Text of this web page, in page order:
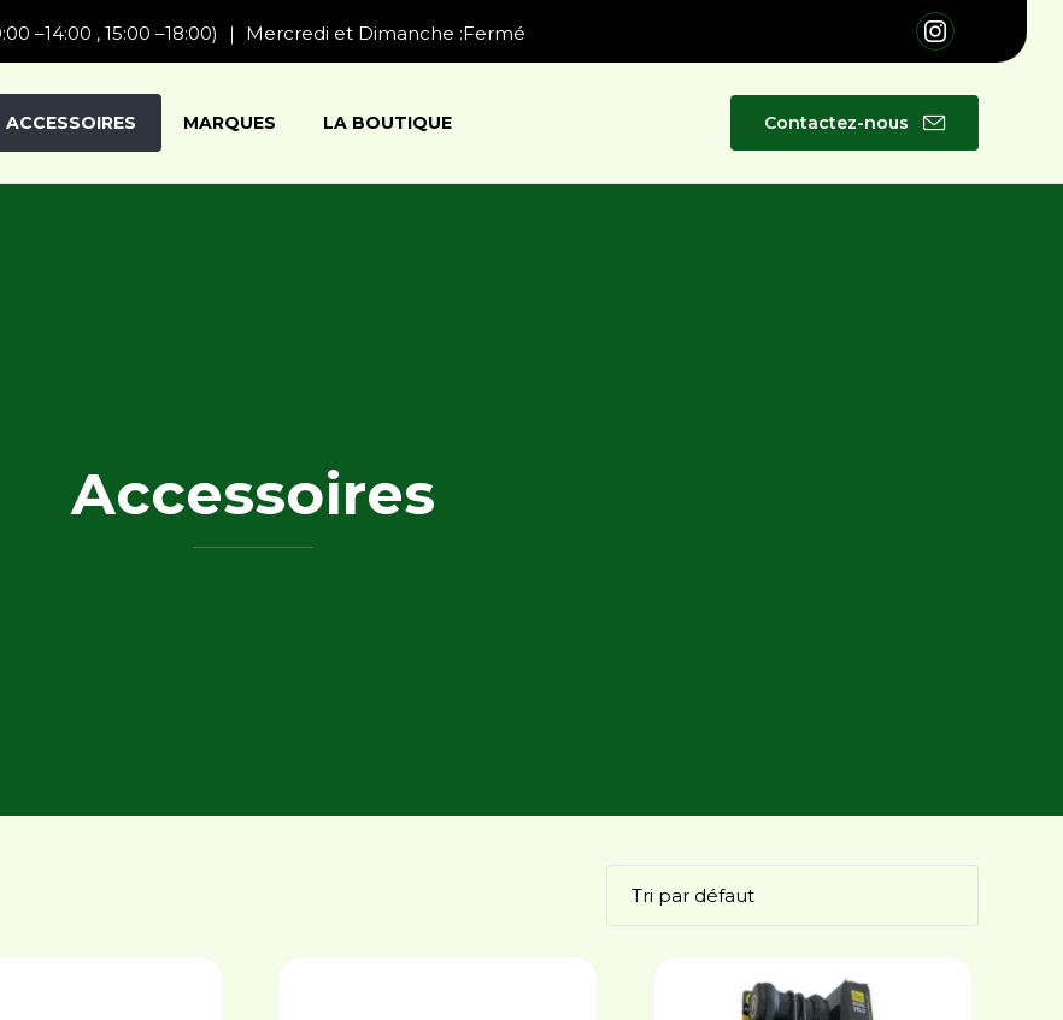
–14:00 , 15:00 –18:00) ｜ Mercredi et Dimanche :Fermé
Skip
ACCESSOIRES MARQUES LA BOUTIQUE Contactez-nous
Accessoires